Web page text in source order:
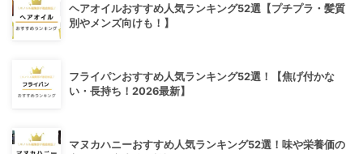
ヘアオイルおすすめ人気ランキング52選【プチプラ・髪質
別やメンズ向けも！】
フライパンおすすめ人気ランキング52選！【焦げ付かな
い・長持ち！2026最新】
マヌカハニーおすすめ人気ランキング52選！味や栄養価の